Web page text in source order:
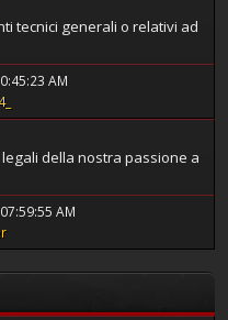
tecnici generali o relativi ad
AM
della nostra passione a
AM